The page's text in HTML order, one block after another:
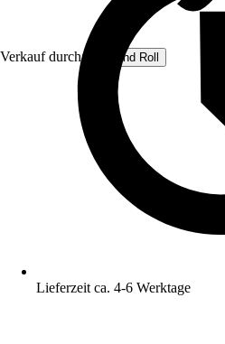
Verkauf durch: Rug and Roll
Lieferzeit ca. 4-6 Werktage